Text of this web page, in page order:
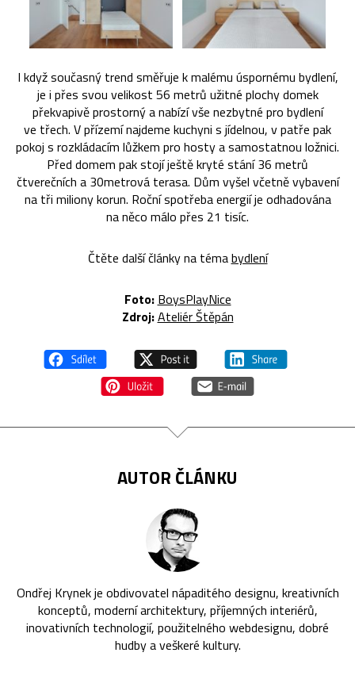
I když současný trend směřuje k malému úspornému bydlení,
je i přes svou velikost 56 metrů užitné plochy domek
překvapivě prostorný a nabízí vše nezbytné pro bydlení
ve třech. V přízemí najdeme kuchyni s jídelnou, v patře pak
pokoj s rozkládacím lůžkem pro hosty a samostatnou ložnici.
Před domem pak stojí ještě kryté stání 36 metrů
čtverečních a 30metrová terasa. Dům vyšel včetně vybavení
na tři miliony korun. Roční spotřeba energií je odhadována
na něco málo přes 21 tisíc.
Čtěte další články na témabydlení
Foto: BoysPlayNice
Zdroj:Ateliér Štěpán
AUTOR ČLÁNKU
Ondřej Krynek je obdivovatel nápaditého designu, kreativních
konceptů, moderní architektury, příjemných interiérů,
inovativních technologií, použitelného webdesignu, dobré
hudby a veškeré kultury.